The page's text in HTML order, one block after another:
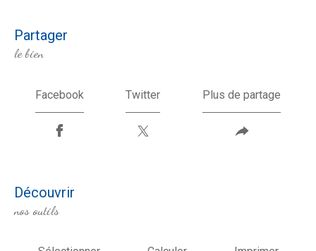
partager
le bien
Facebook Twitter Plus de partage
découvrir
nos outils